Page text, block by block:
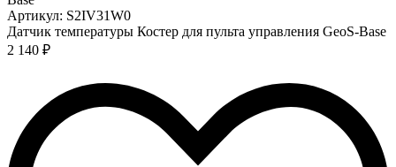
Артикул: S2IV31W0
Датчик температуры Костер для пульта управления GeoS-Base
2 140 ₽